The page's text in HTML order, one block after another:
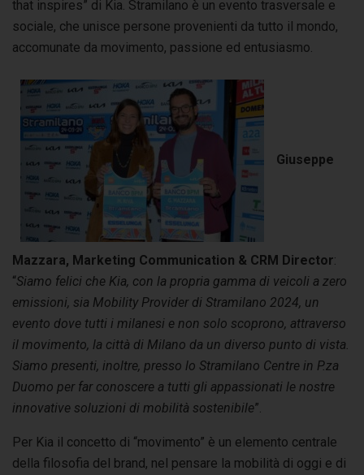
that inspires” di Kia. Stramilano è un evento trasversale e
sociale, che unisce persone provenienti da tutto il mondo,
accomunate da movimento, passione ed entusiasmo.
Giuseppe
Mazzara, Marketing Communication & CRM Director:
“Siamo felici che Kia, con la propria gamma di veicoli a zero
emissioni, sia Mobility Provider di Stramilano 2024, un
evento dove tutti i milanesi e non solo scoprono, attraverso
il movimento, la città di Milano da un diverso punto di vista.
Siamo presenti, inoltre, presso lo Stramilano Centre in P.za
Duomo per far conoscere a tutti gli appassionati le nostre
innovative soluzioni di mobilità sostenibile”.
Per Kia il concetto di “movimento” è un elemento centrale
della filosofia del brand, nel pensare la mobilità di oggi e di